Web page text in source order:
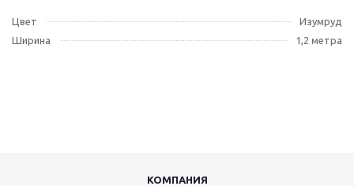
Цвет
Изумруд
Ширина
1,2 метра
КОМПАНИЯ